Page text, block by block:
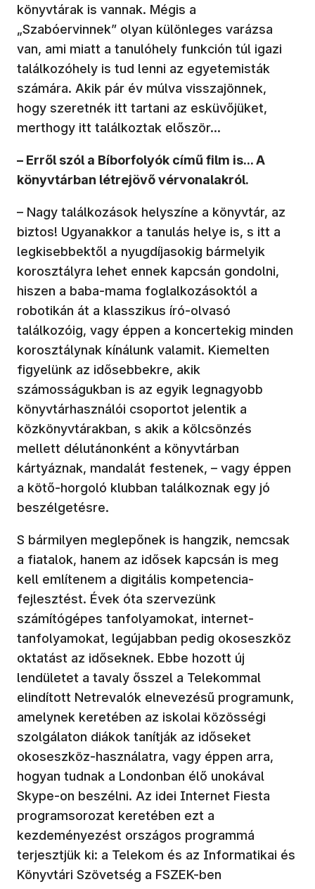
könyvtárak is vannak. Mégis a
„Szabóervinnek” olyan különleges varázsa
van, ami miatt a tanulóhely funkción túl igazi
találkozóhely is tud lenni az egyetemisták
számára. Akik pár év múlva visszajönnek,
hogy szeretnék itt tartani az esküvőjüket,
merthogy itt találkoztak először...
– Erről szól a Bíborfolyók című film is... A
könyvtárban létrejövő vérvonalakról.
– Nagy találkozások helyszíne a könyvtár, az
biztos! Ugyanakkor a tanulás helye is, s itt a
legkisebbektől a nyugdíjasokig bármelyik
korosztályra lehet ennek kapcsán gondolni,
hiszen a baba-mama foglalkozásoktól a
robotikán át a klasszikus író-olvasó
találkozóig, vagy éppen a koncertekig minden
korosztálynak kínálunk valamit. Kiemelten
figyelünk az idősebbekre, akik
számosságukban is az egyik legnagyobb
könyvtárhasználói csoportot jelentik a
közkönyvtárakban, s akik a kölcsönzés
mellett délutánonként a könyvtárban
kártyáznak, mandalát festenek, – vagy éppen
a kötő-horgoló klubban találkoznak egy jó
beszélgetésre.
S bármilyen meglepőnek is hangzik, nemcsak
a fiatalok, hanem az idősek kapcsán is meg
kell említenem a digitális kompetencia-
fejlesztést. Évek óta szervezünk
számítógépes tanfolyamokat, internet-
tanfolyamokat, legújabban pedig okoseszköz
oktatást az időseknek. Ebbe hozott új
lendületet a tavaly ősszel a Telekommal
elindított Netrevalók elnevezésű programunk,
amelynek keretében az iskolai közösségi
szolgálaton diákok tanítják az időseket
okoseszköz-használatra, vagy éppen arra,
hogyan tudnak a Londonban élő unokával
Skype-on beszélni. Az idei Internet Fiesta
programsorozat keretében ezt a
kezdeményezést országos programmá
terjesztjük ki: a Telekom és az Informatikai és
Könyvtári Szövetség a FSZEK-ben